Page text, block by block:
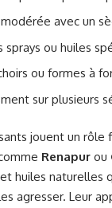
avec un
ou huiles
ou formes à
sur plusieurs
jouent un rôle
Renapur ou
huiles naturelles
agresser. Leur